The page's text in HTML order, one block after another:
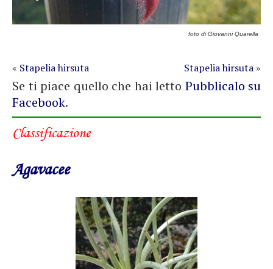
foto di Giovanni Quarella
Stapelia hirsuta »
« Stapelia hirsuta
Se ti piace quello che hai letto Pubblicalo su
Facebook.
Classificazione
Agavacee